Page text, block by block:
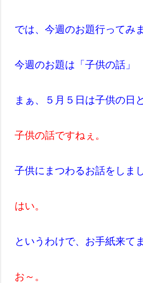
では、今週のお題行ってみま
今週のお題は「子供の話」
まぁ、５月５日は子供の日
子供の話ですねぇ。
子供にまつわるお話をしまし
はい。
というわけで、お手紙来てま
お～。